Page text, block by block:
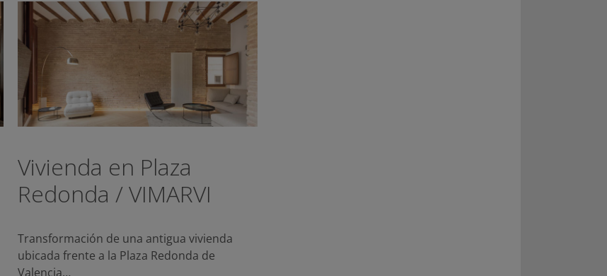
Vivienda en Plaza
Redonda / VIMARVI
Transformación de una antigua vivienda
ubicada frente a la Plaza Redonda de
Valencia…